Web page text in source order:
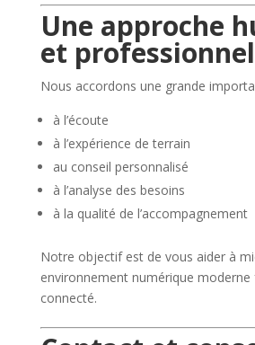
Une approche
et
Nous accordons une grande
à l’écoute
à l’expérience de terrain
au conseil personnalisé
à l’analyse des besoins
à la qualité de l’accompagnement
Notre objectif est de vous aider à
environnement numérique
connecté.